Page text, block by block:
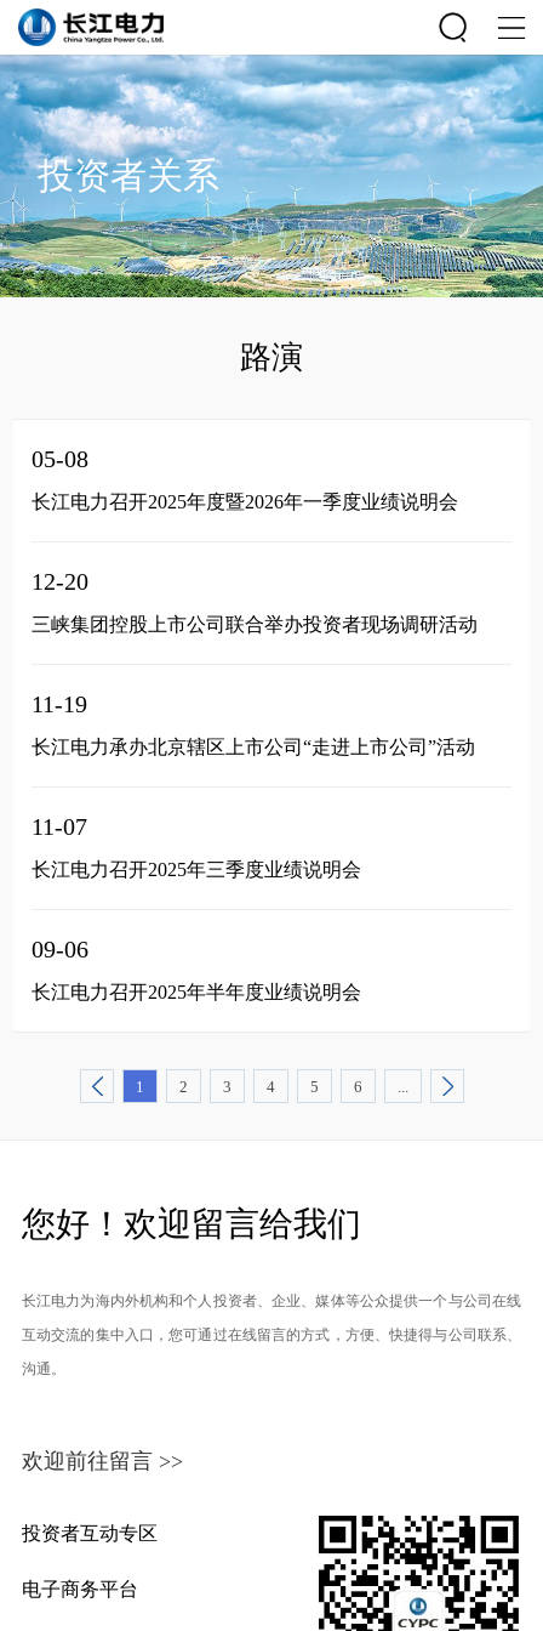
投资者关系
路演
长江电力召开2025年度暨2026年一季度业绩说明会
05-08
三峡集团控股上市公司联合举办投资者现场调研活动
12-20
长江电力承办北京辖区上市公司“走进上市公司”活动
11-19
长江电力召开2025年三季度业绩说明会
11-07
长江电力召开2025年半年度业绩说明会
09-06
1 2 3 4 5 6 ...
您好！欢迎留言给我们
长江电力为海内外机构和个人投资者、企业、媒体等公众提供一个与公司在线
互动交流的集中入口，您可通过在线留言的方式，方便、快捷得与公司联系、
沟通。
欢迎前往留言 >>
投资者互动专区
电子商务平台